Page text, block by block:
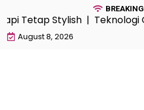
Tetap Stylish |Teknologi
August 8, 2026